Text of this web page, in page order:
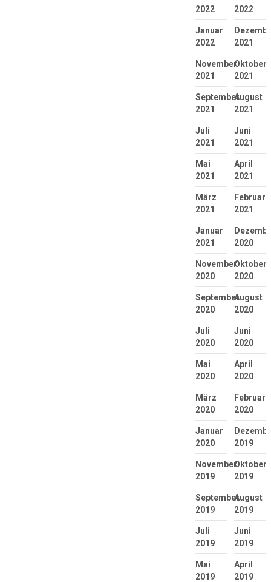
2022
2022
Januar
2022
2021
November
2021
Oktober
2021
September
2021
August
2021
Juli
2021
Juni
2021
Mai
2021
April
2021
März
2021
Februar
2021
Januar
2021
2020
November
2020
Oktober
2020
September
2020
August
2020
Juli
2020
Juni
2020
Mai
2020
April
2020
März
2020
Februar
2020
Januar
2020
2019
November
2019
Oktober
2019
September
2019
August
2019
Juli
2019
Juni
2019
Mai
2019
April
2019